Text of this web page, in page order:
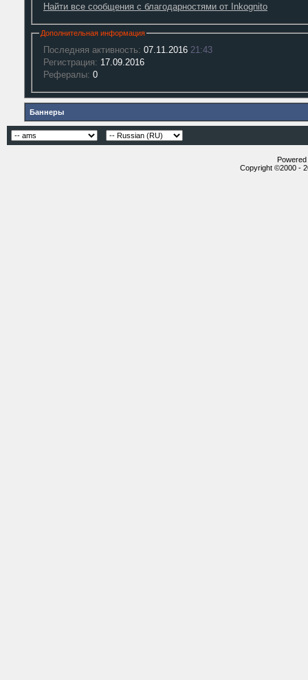
Найти все сообщения с благодарностями от Inkognito
Дополнительная информация
Последняя активность: 07.11.2016 21:43
Регистрация: 17.09.2016
Рефералы: 0
Баннеры
Copyright ©2000 -